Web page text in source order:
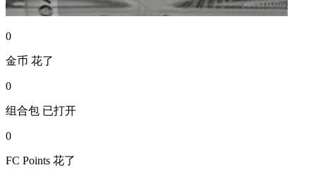
0
金币 花了
0
组合包 已打开
0
FC Points 花了